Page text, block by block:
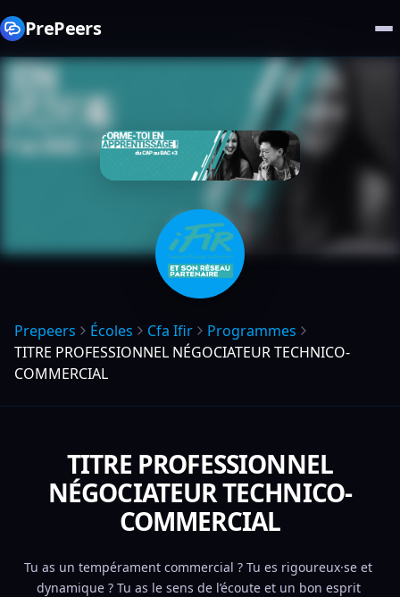
PrePeers
Prepeers Écoles Cfa Ifir
Programmes
TITRE PROFESSIONNEL NÉGOCIATEUR TECHNICO-
COMMERCIAL
TITRE PROFESSIONNEL
NÉGOCIATEUR TECHNICO-
COMMERCIAL
Tu as un tempérament commercial ? Tu es rigoureux·se et
dynamique ? Tu as le sens de l’écoute et un bon esprit